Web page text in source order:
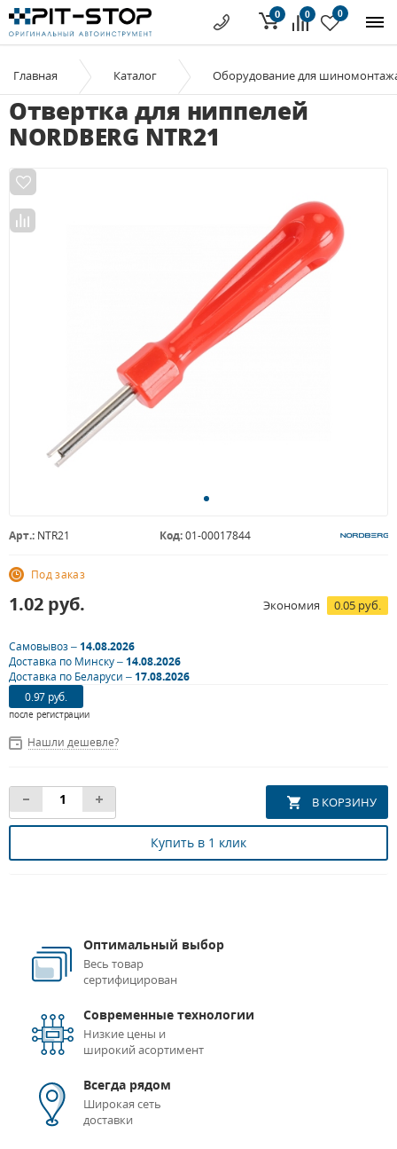
0 0
0
Главная Каталог Оборудование для
Отвертка для ниппелей
NORDBERG NTR21
Арт.: NTR21 Код:01-00017844
Под заказ
1.02 руб. Экономия 0.05 руб.
Самовывоз –14.08.2026
Доставка по Минску –14.08.2026
Доставка по Беларуси –17.08.2026
0.97 руб.
после регистрации
Нашли дешевле?
Купить в 1 клик
Оптимальный выбор
Весь товар
сертифицирован
Современные технологии
Низкие цены и
широкий асортимент
Всегда рядом
Широкая сеть
доставки